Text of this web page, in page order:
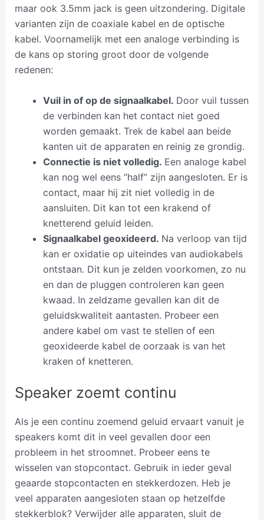
maar ook 3.5mm jack is geen uitzondering. Digitale
varianten zijn de coaxiale kabel en de optische
kabel. Voornamelijk met een analoge verbinding is
de kans op storing groot door de volgende
redenen:
Vuil in of op de signaalkabel. Door vuil tussen
de verbinden kan het contact niet goed
worden gemaakt. Trek de kabel aan beide
kanten uit de apparaten en reinig ze grondig.
Connectie is niet volledig. Een analoge kabel
kan nog wel eens “half” zijn aangesloten. Er is
contact, maar hij zit niet volledig in de
aansluiten. Dit kan tot een krakend of
knetterend geluid leiden.
Signaalkabel geoxideerd. Na verloop van tijd
kan er oxidatie op uiteindes van audiokabels
ontstaan. Dit kun je zelden voorkomen, zo nu
en dan de pluggen controleren kan geen
kwaad. In zeldzame gevallen kan dit de
geluidskwaliteit aantasten. Probeer een
andere kabel om vast te stellen of een
geoxideerde kabel de oorzaak is van het
kraken of knetteren.
Speaker zoemt continu
Als je een continu zoemend geluid ervaart vanuit je
speakers komt dit in veel gevallen door een
probleem in het stroomnet. Probeer eens te
wisselen van stopcontact. Gebruik in ieder geval
geaarde stopcontacten en stekkerdozen. Heb je
veel apparaten aangesloten staan op hetzelfde
stekkerblok? Verwijder alle apparaten, sluit de